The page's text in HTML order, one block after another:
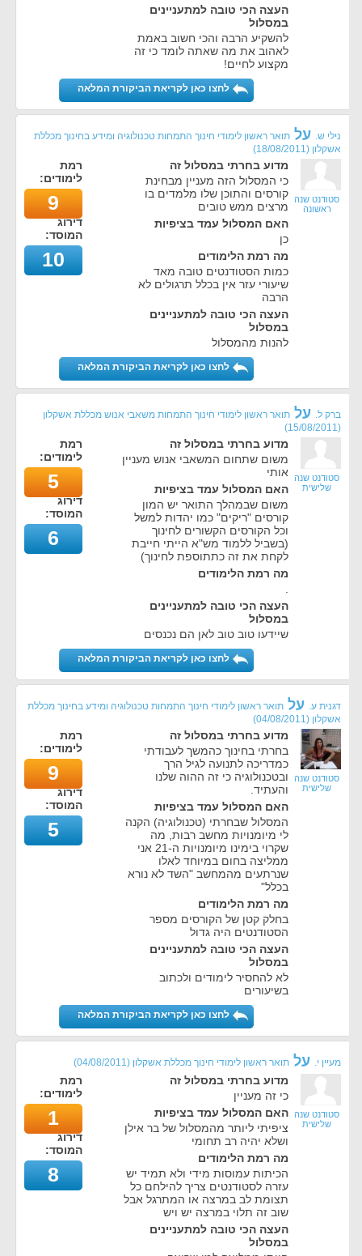
העצה הכי טובה למתעניינים
במסלול
להשקיע הרבה והכי חשוב באמת
לאהוב את מה שאתה לומד כי זה
מקצוע לחיים!
לחצו כאן לקריאת הביקורת המלאה
נילי ש. על תואר ראשון לימודי חינוך התמחות טכנולוגיה ומידע בחינוך מכללת
אשקלון (
18/08/2011
)
סטודנט שנה
ראשונה
מדוע בחרתי במסלול זה
כי המסלול הזה מעניין מבחינת
קורסים והתוכן שלו מלמדים בו
מרצים ממש טובים
האם המסלול עמד בציפיות
כן
מה רמת הלימודים
כמות הסטודנטים טובה מאד
שיעורי עזר אין בכלל תרגולים לא
הרבה
העצה הכי טובה למתעניינים
במסלול
להנות מהמסלול
רמת
לימודים:
9
דירוג
המוסד:
10
לחצו כאן לקריאת הביקורת המלאה
ברק ל. על תואר ראשון לימודי חינוך התמחות משאבי אנוש מכללת אשקלון
(
15/08/2011
)
סטודנט שנה
שלישית
מדוע בחרתי במסלול זה
משום שתחום המשאבי אנוש מעניין
אותי
האם המסלול עמד בציפיות
משום שבמהלך התואר יש המון
קורסים "ריקים" כמו יהדות למשל
וכל הקורסים הקשורים לחינוך
(בשביל ללמוד מש"א הייתי חייבת
לקחת את זה כתתוספת לחינוך)
מה רמת הלימודים
העצה הכי טובה למתעניינים
במסלול
שיידעו טוב טוב לאן הם נכנסים
רמת
לימודים:
5
דירוג
המוסד:
6
לחצו כאן לקריאת הביקורת המלאה
דגנית ע. על תואר ראשון לימודי חינוך התמחות טכנולוגיה ומידע בחינוך מכללת
אשקלון (
04/08/2011
)
סטודנט שנה
שלישית
מדוע בחרתי במסלול זה
בחרתי בחינוך כהמשך לעבודתי
כמדריכה לתנועה לגיל הרך
ובטכנולוגיה כי זה ההוה שלנו
והעתיד.
האם המסלול עמד בציפיות
המסלול שבחרתי (טכנולוגיה) הקנה
לי מיומנויות מחשב רבות, מה
שקרוי בימינו מיומנויות ה-21 אני
ממליצה בחום במיוחד לאלו
שנרתעים מהמחשב "השד לא נורא
בכלל"
מה רמת הלימודים
בחלק קטן של הקורסים מספר
הסטודנטים היה גדול
העצה הכי טובה למתעניינים
במסלול
לא להחסיר לימודים ולכתוב
בשיעורים
רמת
לימודים:
9
דירוג
המוסד:
5
לחצו כאן לקריאת הביקורת המלאה
מעיין י. על תואר ראשון לימודי חינוך מכללת אשקלון (
04/08/2011
)
סטודנט שנה
שלישית
מדוע בחרתי במסלול זה
כי זה מעניין
האם המסלול עמד בציפיות
ציפיתי ליותר מהמסלול של בר אילן
ושלא יהיה רב תחומי
מה רמת הלימודים
הכיתות עמוסות מידי ולא תמיד יש
עזרה לסטודנטים צריך להילחם כל
תצומת לב במרצה או המתרגל אבל
שוב זה תלוי במרצה יש ויש
העצה הכי טובה למתעניינים
במסלול
רמת
לימודים:
1
דירוג
המוסד:
8